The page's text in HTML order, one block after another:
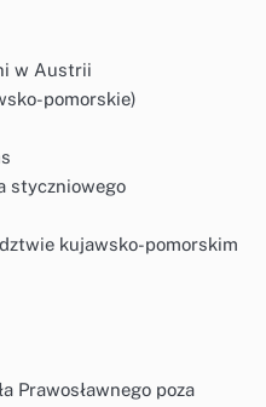
w Austrii
pomorskie)
styczniowego
kujawsko-pomorskim
Prawosławnego poza